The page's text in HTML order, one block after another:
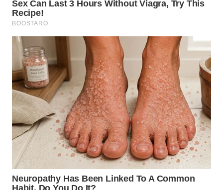
SIMALUNGUN
LABUHANBATU
WN
TAPANULI
TENGAH
WN DELI
SERDANG
WN
TEBING